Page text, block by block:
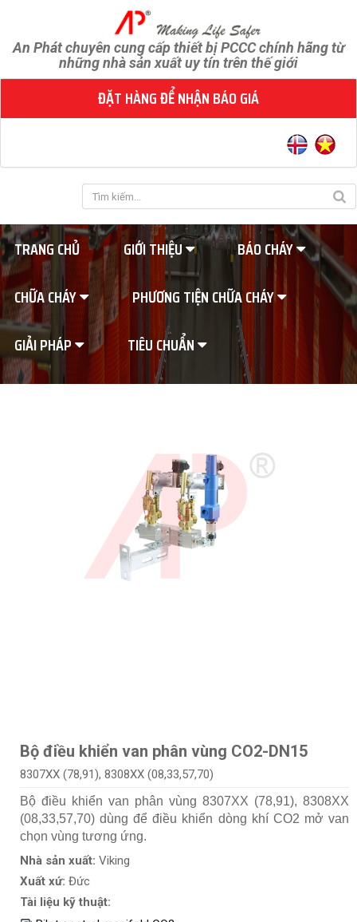
An Phát chuyên cung cấp thiết bị PCCC chính hãng từ
những nhà sản xuất uy tín trên thế giới
ĐẶT HÀNG ĐỂ NHẬN BÁO GIÁ
TRANG CHỦ GIỚI THIỆU
BÁO CHÁY
CHỮA CHÁY
PHƯƠNG TIỆN CHỮA CHÁY
GIẢI PHÁP
TIÊU CHUẨN
Bộ điều khiển van phân vùng CO2-DN15
8307XX (78,91), 8308XX (08,33,57,70)
Bộ điều khiển van phân vùng 8307XX (78,91), 8308XX
(08,33,57,70) dùng để điều khiển dòng khí CO2 mở van
chọn vùng tương ứng.
Nhà sản xuất: Viking
Xuất xứ: Đức
Tài liệu kỹ thuật: